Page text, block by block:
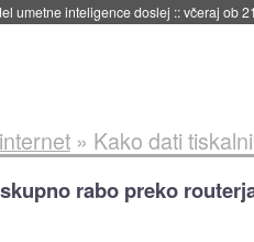
za agente umetne inteligence::včeraj
» Kako dati tiskalnik
rabo preko